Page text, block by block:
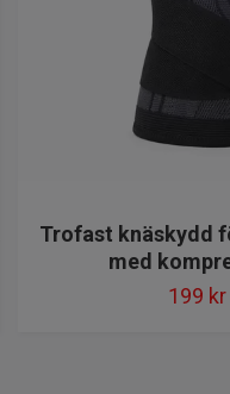
Trofast knäskydd
med
199 kr